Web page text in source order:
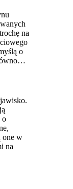
na
o
o
one w
na